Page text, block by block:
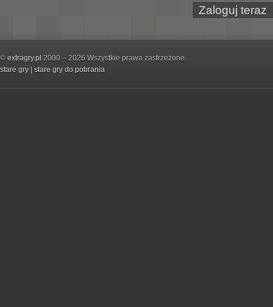
Zaloguj teraz
© extragry.pl 2000 – 2026 Wszystkie prawa zastrzeżone.
stare gry
stare gry do pobrania